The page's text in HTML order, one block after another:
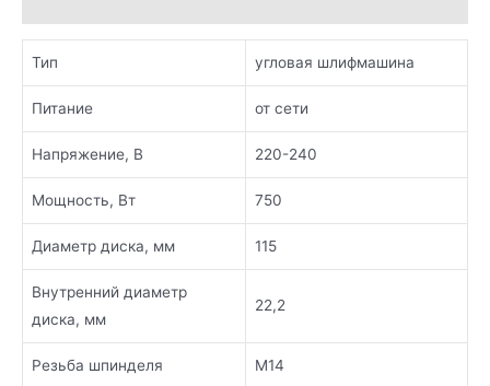
Тип угловая шлифмашина
Питание от сети
Напряжение, В 220-240
Мощность, Вт 750
Диаметр диска, мм 115
Внутренний диаметр
диска, мм
22,2
Резьба шпинделя M14